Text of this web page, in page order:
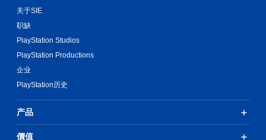
关于SIE
职缺
PlayStation Studios
PlayStation Productions
企业
PlayStation历史
产品
價值